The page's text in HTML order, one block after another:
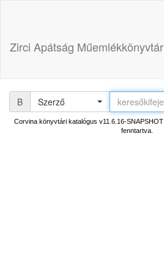
Zirci Apátság
B Szerző
Corvina könyvtári katalógus v11.6.16-SNAPSHOT
fenntartva.